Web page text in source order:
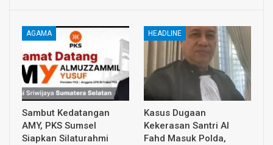
AGAMA
Sambut Kedatangan
AMY, PKS Sumsel
Siapkan Silaturahmi
HEADLINE
Kasus Dugaan
Kekerasan Santri Al
Fahd Masuk Polda,